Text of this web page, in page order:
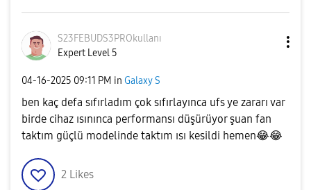
S23FEBUDS3PROkullanı
Expert Level 5
‎04-16-2025 09:11 PM in Galaxy S
ben kaç defa sıfırladım çok sıfırlayınca ufs ye zararı var
birde cihaz ısınınca performansı düşürüyor şuan fan
taktım güçlü modelinde taktım ısı kesildi hemen😂😂
2 Likes